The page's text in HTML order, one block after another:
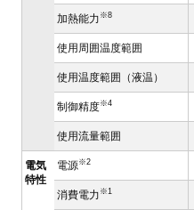
加熱能力 ※8
使用周囲温度範囲
使用温度範囲（液温）
制御精度※4
使用流量範囲
電気
特性
電源※2
消費電力 ※1